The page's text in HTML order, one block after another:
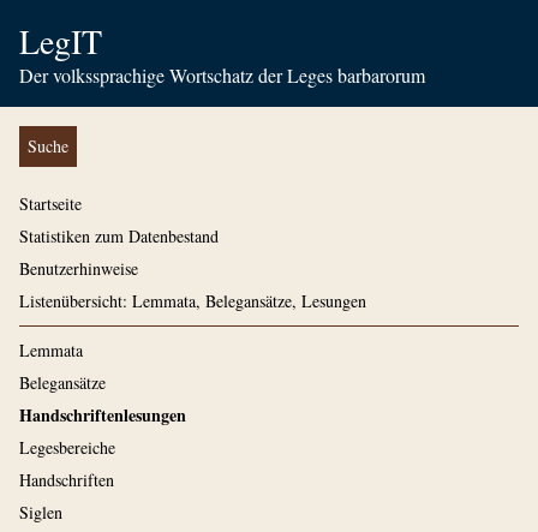
LegIT
Der volkssprachige Wortschatz der Leges barbarorum
Suche
Startseite
Statistiken zum Datenbestand
Benutzerhinweise
Listenübersicht: Lemmata, Belegansätze, Lesungen
Lemmata
Belegansätze
Handschriftenlesungen
Legesbereiche
Handschriften
Siglen